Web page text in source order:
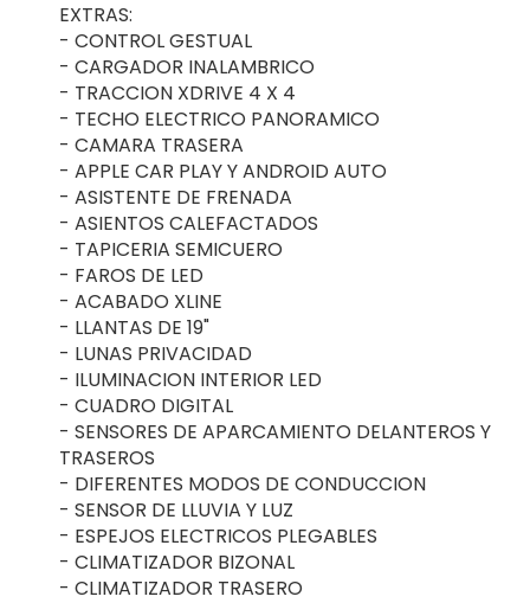
EXTRAS:
- CONTROL GESTUAL
- CARGADOR INALAMBRICO
- TRACCION XDRIVE 4 X 4
- TECHO ELECTRICO PANORAMICO
- CAMARA TRASERA
- APPLE CAR PLAY Y ANDROID AUTO
- ASISTENTE DE FRENADA
- ASIENTOS CALEFACTADOS
- TAPICERIA SEMICUERO
- FAROS DE LED
- ACABADO XLINE
- LLANTAS DE 19"
- LUNAS PRIVACIDAD
- ILUMINACION INTERIOR LED
- CUADRO DIGITAL
- SENSORES DE APARCAMIENTO DELANTEROS Y
TRASEROS
- DIFERENTES MODOS DE CONDUCCION
- SENSOR DE LLUVIA Y LUZ
- ESPEJOS ELECTRICOS PLEGABLES
- CLIMATIZADOR BIZONAL
- CLIMATIZADOR TRASERO